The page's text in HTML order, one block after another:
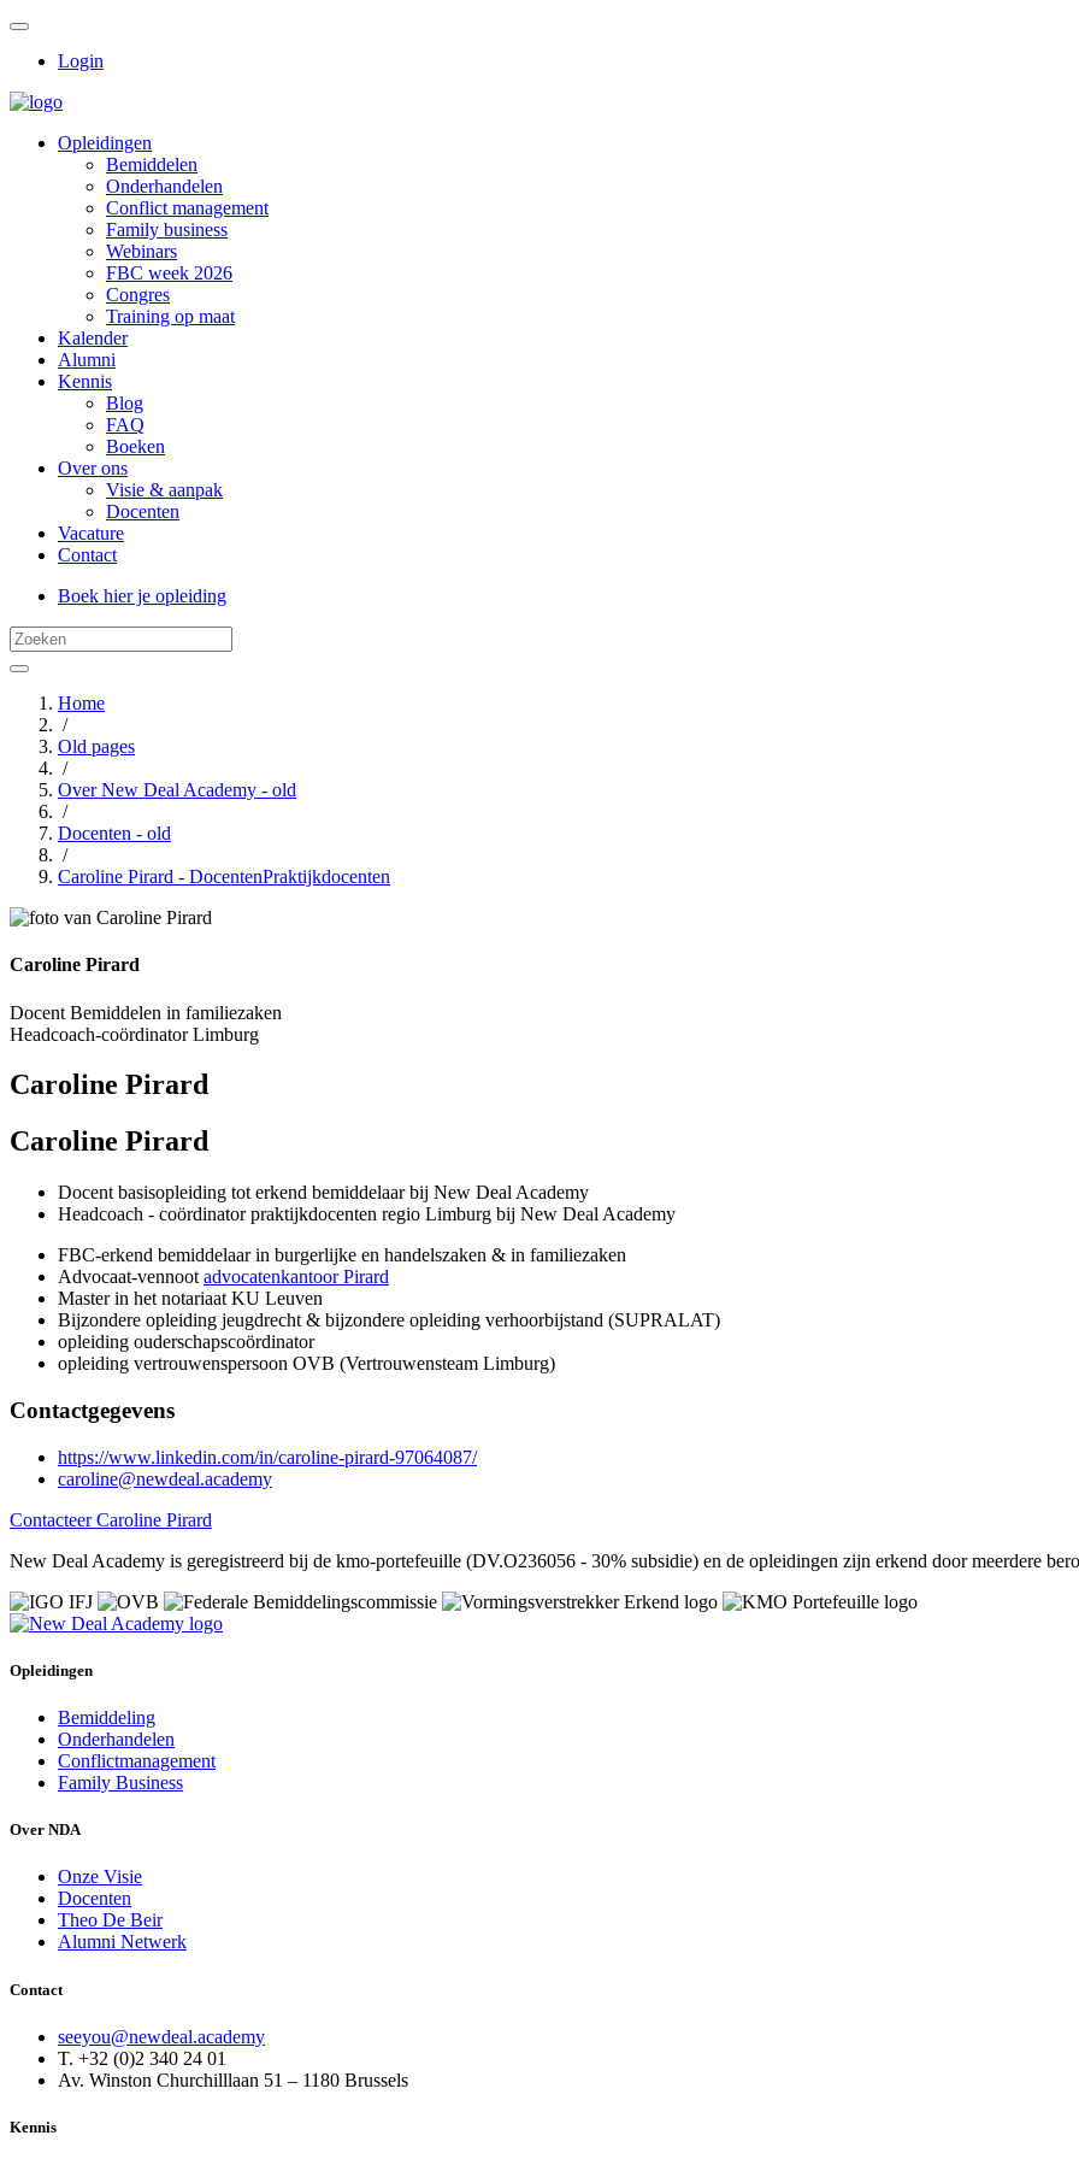
Login
Opleidingen
Bemiddelen
Onderhandelen
Conflict management
Family business
Webinars
FBC week 2026
Congres
Training op maat
Kalender
Alumni
Kennis
Blog
FAQ
Boeken
Over ons
Visie & aanpak
Docenten
Vacature
Contact
Boek hier je opleiding
Home
/
Old pages
/
Over New Deal Academy - old
/
Docenten - old
/
Caroline Pirard - DocentenPraktijkdocenten
Caroline Pirard
Docent Bemiddelen in familiezaken
Headcoach-coördinator Limburg
Caroline Pirard
Caroline Pirard
Docent basisopleiding tot erkend bemiddelaar bij New Deal Academy
Headcoach - coördinator praktijkdocenten regio Limburg bij New Deal Academy
FBC-erkend bemiddelaar in burgerlijke en handelszaken & in familiezaken
Advocaat-vennoot advocatenkantoor Pirard
Master in het notariaat KU Leuven
Bijzondere opleiding jeugdrecht & bijzondere opleiding verhoorbijstand (SUPRALAT)
opleiding ouderschapscoördinator
opleiding vertrouwenspersoon OVB (Vertrouwensteam Limburg)
Contactgegevens
https://www.linkedin.com/in/caroline-pirard-97064087/
caroline@newdeal.academy
Contacteer Caroline Pirard
New Deal Academy is geregistreerd bij de kmo-portefeuille (DV.O236056 - 30% subsidie) en de opleidingen zijn erkend door meerdere
Opleidingen
Bemiddeling
Onderhandelen
Conflictmanagement
Family Business
Over NDA
Onze Visie
Docenten
Theo De Beir
Alumni Netwerk
Contact
seeyou@newdeal.academy
T. +32 (0)2 340 24 01
Av. Winston Churchilllaan 51 – 1180 Brussels
Kennis